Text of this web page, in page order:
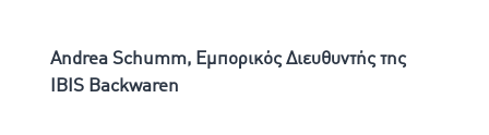
Andrea Schumm, Εμπορικός Διευθυντής της
IBIS Backwaren